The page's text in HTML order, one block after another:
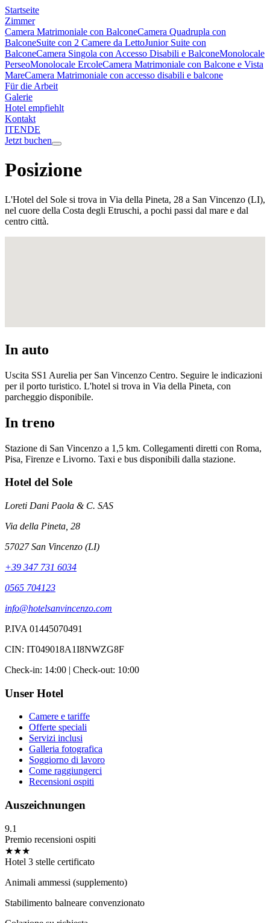
Startseite
Zimmer
Camera Matrimoniale con BalconeCamera Quadrupla con
BalconeSuite con 2 Camere da LettoJunior Suite con
BalconeCamera Singola con Accesso Disabili e BalconeMonolocale
PerseoMonolocale ErcoleCamera Matrimoniale con Balcone e Vista
MareCamera Matrimoniale con accesso disabili e balcone
Für die Arbeit
Galerie
Hotel empfiehlt
Kontakt
ITENDE
Jetzt buchen
Posizione
L'Hotel del Sole si trova in Via della Pineta, 28 a San Vincenzo (LI),
nel cuore della Costa degli Etruschi, a pochi passi dal mare e dal
centro città.
In auto
Uscita SS1 Aurelia per San Vincenzo Centro. Seguire le indicazioni
per il porto turistico. L'hotel si trova in Via della Pineta, con
parcheggio disponibile.
In treno
Stazione di San Vincenzo a 1,5 km. Collegamenti diretti con Roma,
Pisa, Firenze e Livorno. Taxi e bus disponibili dalla stazione.
Hotel del Sole
Loreti Dani Paola & C. SAS
Via della Pineta, 28
57027 San Vincenzo (LI)
+39 347 731 6034
0565 704123
info@hotelsanvincenzo.com
P.IVA 01445070491
CIN: IT049018A1I8NWZG8F
Check-in: 14:00 | Check-out: 10:00
Unser Hotel
Camere e tariffe
Offerte speciali
Servizi inclusi
Galleria fotografica
Soggiorno di lavoro
Come raggiungerci
Recensioni ospiti
Auszeichnungen
9.1
Premio recensioni ospiti
★★★
Hotel 3 stelle certificato
Animali ammessi (supplemento)
Stabilimento balneare convenzionato